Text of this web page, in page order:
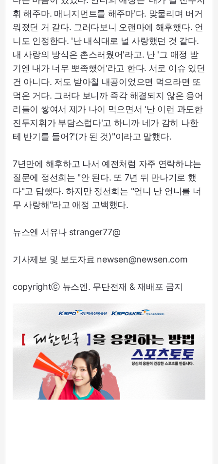
휘 해주마. 매니지먼트를 해주마'다. 맞물리며 버거
워졌던 거 같다. 그러다보니 오랜마에 해후했다. 언
니도 인정한다. '난 내식대로 널 사랑했던 것 같다.
내 사랑의 방식은 촌스러웠어'라고. 난 '그 애정 받
기엔 내가 너무 뽀족했어'라고 한다. 서로 이슈 있던
건 아니다. 저도 받아칠 내공이었으면 먹으라면 또
먹은 거다. 그러다 보니까 즉각 해결되지 않은 응어
리들이 쌓여서 제가 나이 먹으면서 '난 이런 과도한
진두지휘가 부담스럽다'고 하니까 네가 감히 나한
테 반기를 들어?'(가 된 것)"이라고 말했다.
7년만에 해후하고 나서 예전처럼 자주 연락하냐는
질문에 정선희는 "안 된다. 또 7년 뒤 만나기로 했
다"고 답했다. 하지만 정선희는 "언니 난 언니를 너
무 사랑해"라고 애정 고백했다.
뉴스엔 서유나 stranger77@
기사제보 및 보도자료 newsen@newsen.com
copyrightⓒ 뉴스엔. 무단전재 & 재배포 금지